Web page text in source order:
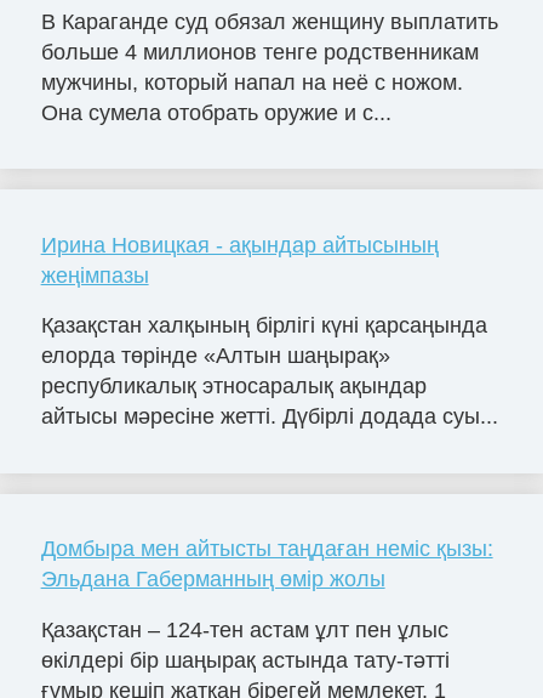
В Караганде суд обязал женщину выплатить
больше 4 миллионов тенге родственникам
мужчины, который напал на неё с ножом.
Она сумела отобрать оружие и с...
Ирина Новицкая - ақындар айтысының
жеңімпазы
Қазақстан халқының бірлігі күні қарсаңында
елорда төрінде «Алтын шаңырақ»
республикалық этносаралық ақындар
айтысы мәресіне жетті. Дүбірлі додада суы...
Домбыра мен айтысты таңдаған неміс қызы:
Эльдана Габерманның өмір жолы
Қазақстан – 124-тен астам ұлт пен ұлыс
өкілдері бір шаңырақ астында тату-тәтті
ғұмыр кешіп жатқан бірегей мемлекет. 1